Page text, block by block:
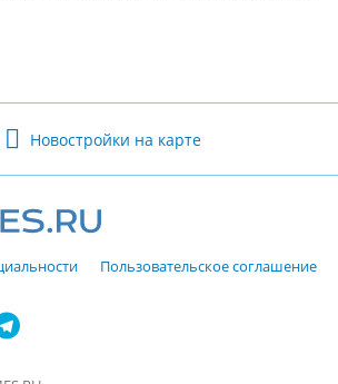
и взгляды на качество и удобство.
Новостройки на карте
Пользовательское соглашение